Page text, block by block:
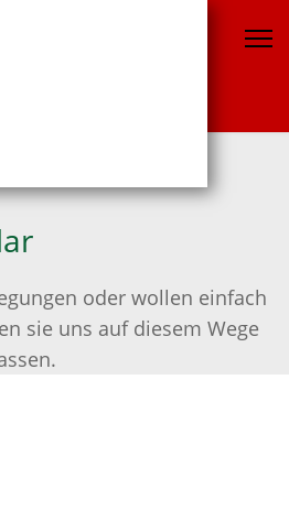
oder wollen einfach
sie uns auf diesem Wege